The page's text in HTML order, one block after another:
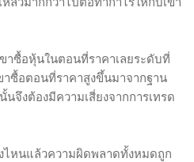
าซื้อหุ้นในตอนที่ราคาเลยระดับที่
าซื้อตอนที่ราคาสูงขึ้นมาจากฐาน
นจึงต้องมีความเสี่ยงจากการเทรด
ไหนแล้วความผิดพลาดทั้งหมดถูก